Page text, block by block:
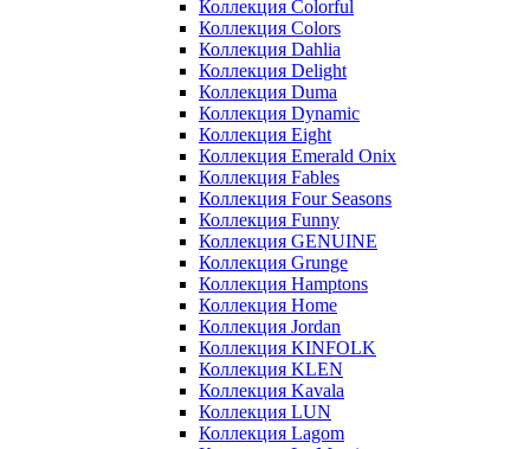
Коллекция Colorful
Коллекция Colors
Коллекция Dahlia
Коллекция Delight
Коллекция Duma
Коллекция Dynamic
Коллекция Eight
Коллекция Emerald Onix
Коллекция Fables
Коллекция Four Seasons
Коллекция Funny
Коллекция GENUINE
Коллекция Grunge
Коллекция Hamptons
Коллекция Home
Коллекция Jordan
Коллекция KINFOLK
Коллекция KLEN
Коллекция Kavala
Коллекция LUN
Коллекция Lagom